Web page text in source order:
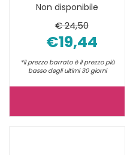
Non disponibile
€ 24,50
€19,44
*il prezzo barrato è il prezzo più
basso degli ultimi 30 giorni